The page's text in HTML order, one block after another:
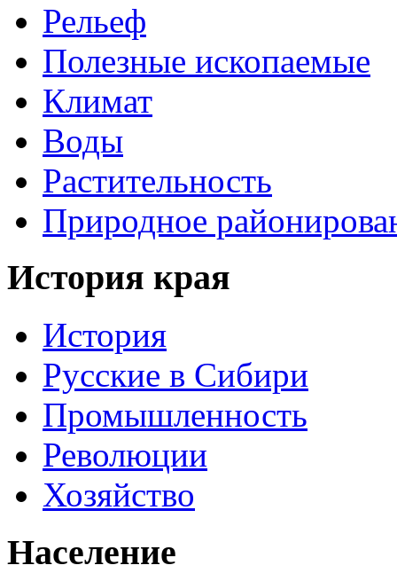
Рельеф
Полезные ископаемые
Климат
Воды
Растительность
Природное
История края
История
Русские в Сибири
Промышленность
Революции
Хозяйство
Население